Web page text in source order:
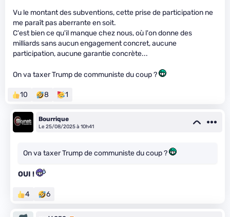
Vu le montant des subventions, cette prise de participation ne
me paraît pas aberrante en soit.
C'est bien ce qu'il manque chez nous, où l'on donne des
milliards sans aucun engagement concret, aucune
participation, aucune garantie concrète...
On va taxer Trump de communiste du coup ?
10 8 1
Bourrique
Le 25/08/2025 à 10h41
On va taxer Trump de communiste du coup ?
OUI !
4 6